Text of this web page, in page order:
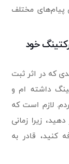
مختلف
خود
که در اثر ثبت
داشته ام و
لازم است که
زیرا زمانی
کنید، قادر به